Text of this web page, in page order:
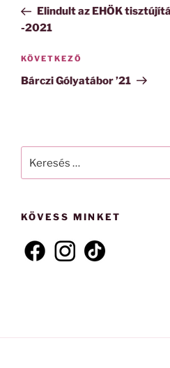
bejegyzés
Elindult az EHÖK
-2021
Következő
bejegyzés
KÖVETKEZŐ
Bárczi Gólyatábor ’21
KÖVESS MINKET